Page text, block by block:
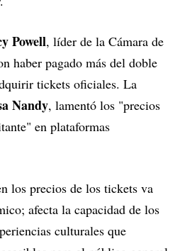
Powell, líder de la Cámara de
haber pagado más del doble
tickets oficiales. La
Nandy, lamentó los "precios
en plataformas
los precios de los tickets va
afecta la capacidad de los
culturales que